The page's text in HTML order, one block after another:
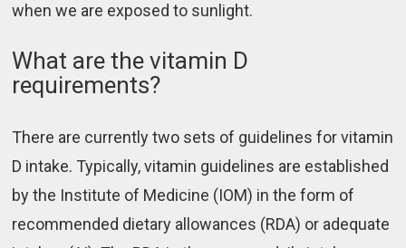
when we are exposed to sunlight.
What are the vitamin D
requirements?
There are currently two sets of guidelines for vitamin
D intake. Typically, vitamin guidelines are established
by the Institute of Medicine (IOM) in the form of
recommended dietary allowances (RDA) or adequate